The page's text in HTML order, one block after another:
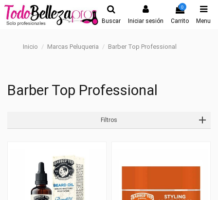
Buscar Iniciar sesión
0
Carrito Menu
Inicio Marcas Peluqueria Barber Top Professional
Barber Top Professional
Filtros